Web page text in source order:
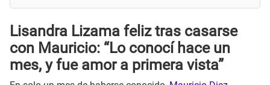
Lisandra Lizama feliz tras casarse
con Mauricio: “Lo conocí hace un
mes, y fue amor a primera vista”